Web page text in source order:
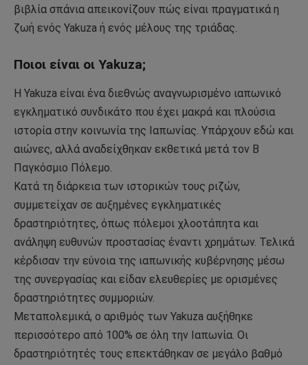
βιβλία σπάνια απεικονίζουν πώς είναι πραγματικά η
ζωή ενός Yakuza ή ενός μέλους της τριάδας.
Ποιοι είναι οι Yakuza;
Η Yakuza είναι ένα διεθνώς αναγνωρισμένο ιαπωνικό
εγκληματικό συνδικάτο που έχει μακρά και πλούσια
ιστορία στην κοινωνία της Ιαπωνίας. Υπάρχουν εδώ και
αιώνες, αλλά αναδείχθηκαν εκθετικά μετά τον Β
Παγκόσμιο Πόλεμο.
Κατά τη διάρκεια των ιστορικών τους ριζών,
συμμετείχαν σε αυξημένες εγκληματικές
δραστηριότητες, όπως πόλεμοι χλοοτάπητα και
ανάληψη ευθυνών προστασίας έναντι χρημάτων. Τελικά
κέρδισαν την εύνοια της ιαπωνικής κυβέρνησης μέσω
της συνεργασίας και είδαν ελευθερίες με ορισμένες
δραστηριότητες συμμοριών.
Μεταπολεμικά, ο αριθμός των Yakuza αυξήθηκε
περισσότερο από 100% σε όλη την Ιαπωνία. Οι
δραστηριότητές τους επεκτάθηκαν σε μεγάλο βαθμό